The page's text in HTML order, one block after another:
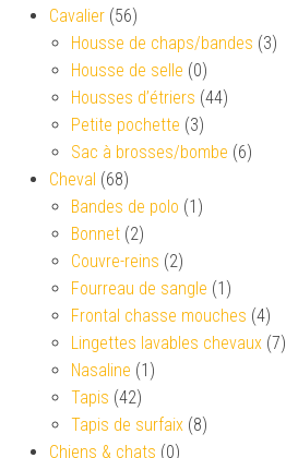
Cavalier (56)
Housse de chaps/bandes (3)
Housse de selle (0)
Housses d’étriers (44)
Petite pochette (3)
Sac à brosses/bombe (6)
Cheval (68)
Bandes de polo (1)
Bonnet (2)
Couvre-reins (2)
Fourreau de sangle (1)
Frontal chasse mouches (4)
Lingettes lavables chevaux (7)
Nasaline (1)
Tapis (42)
Tapis de surfaix (8)
Chiens & chats (0)